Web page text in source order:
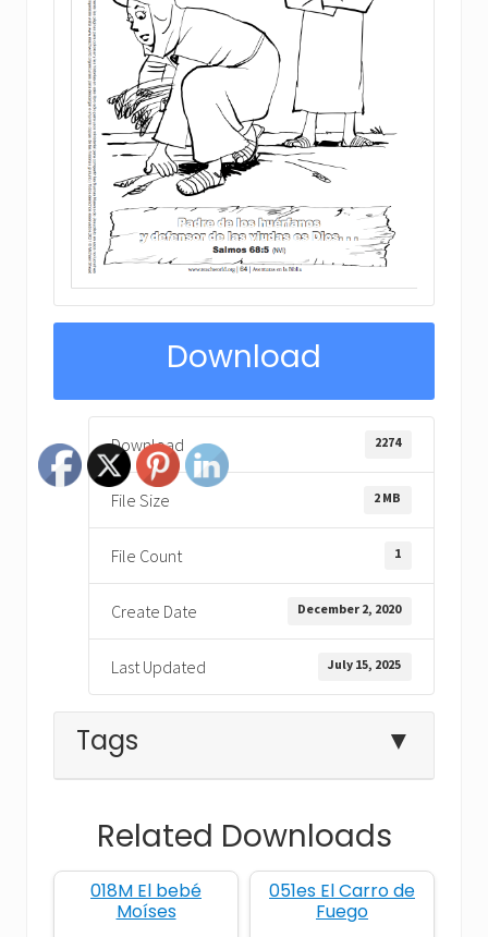
Download
Download 2274
File Size 2 MB
File Count 1
Create Date December 2, 2020
Last Updated July 15, 2025
Tags ▼
Antiguo Testamento Belén
Boz cosecha familia
Related Downloads
018M El bebé
Moíses
051es El Carro de
Fuego